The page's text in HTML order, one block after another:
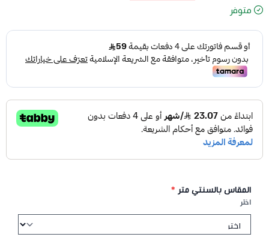
متوفر
المقاس بالسنتي متر *
اختر